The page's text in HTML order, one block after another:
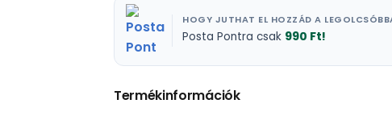
HOGY JUTHAT EL HOZZÁD A
Posta Pontra csak 990 Ft!
Termékinformációk